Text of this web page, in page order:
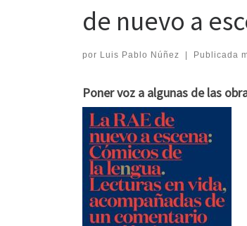
de nuevo a
por Luis Pablo Núñez Publicada
Poner voz a algunas de las